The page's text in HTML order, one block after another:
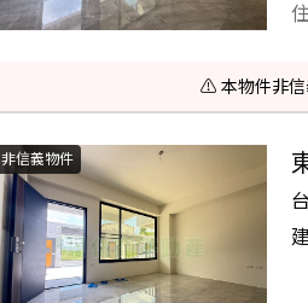
⚠️ 本物件非信
非信義物件